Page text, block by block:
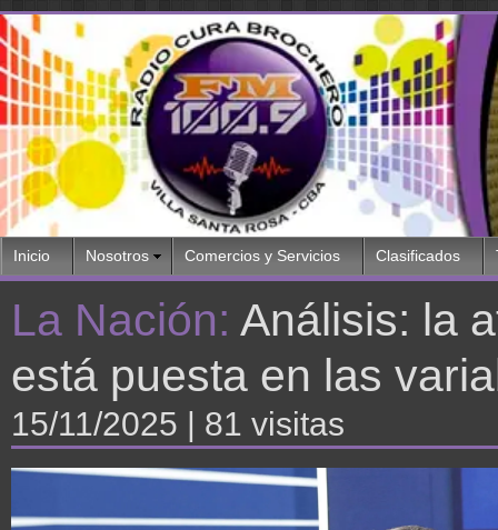
Inicio Nosotros Comercios y Servicios Clasificados
La Nación: Análisis: la
está puesta en las
15/11/2025 | 81 visitas